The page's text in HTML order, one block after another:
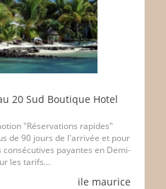
20 Sud Boutique Hotel
"Réservations rapides"
de 90 jours de l'arrivée et pour
payantes en Demi-
les tarifs...
ile maurice